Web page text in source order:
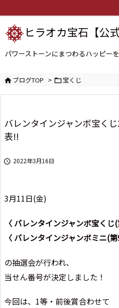
ヒラオカ宝石【公
パワーストーンにまつわるハッピー
ブログTOP > 宝くじ
バレンタインジャンボ宝く
表!!
 2022年3月16日
3月11日(金)
〈 バレンタインジャンボ宝く
〈 バレンタインジャンボミニ(
の抽選会が行われ、
当せん番号が決定しました！
今回は、1等・前後賞合わせて